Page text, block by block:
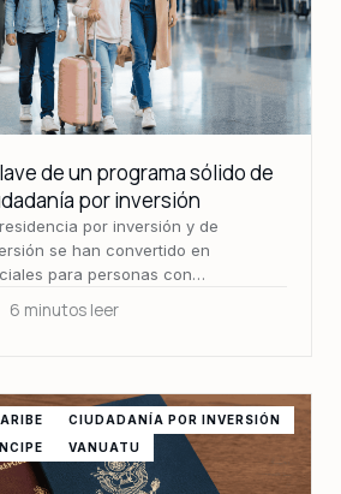
de un programa sólido de
por inversión
por inversión y de
se han convertido en
para personas con…
6 minutos leer
CIUDADANÍA POR INVERSIÓN
VANUATU